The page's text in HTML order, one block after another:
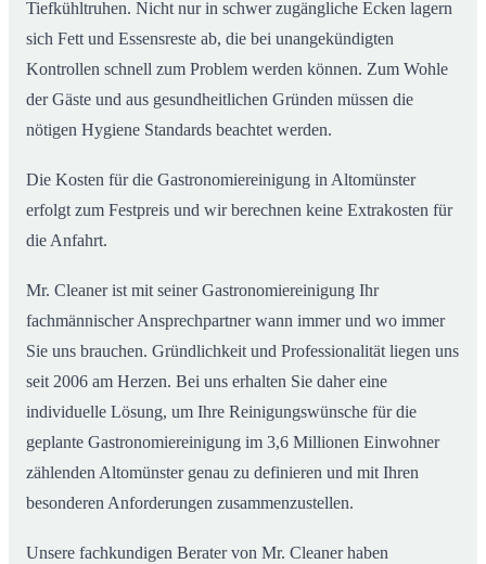
Tiefkühltruhen. Nicht nur in schwer zugängliche Ecken lagern
sich Fett und Essensreste ab, die bei unangekündigten
Kontrollen schnell zum Problem werden können. Zum Wohle
der Gäste und aus gesundheitlichen Gründen müssen die
nötigen Hygiene Standards beachtet werden.
Die Kosten für die Gastronomiereinigung in Altomünster
erfolgt zum Festpreis und wir berechnen keine Extrakosten für
die Anfahrt.
Mr. Cleaner ist mit seiner Gastronomiereinigung Ihr
fachmännischer Ansprechpartner wann immer und wo immer
Sie uns brauchen. Gründlichkeit und Professionalität liegen uns
seit 2006 am Herzen. Bei uns erhalten Sie daher eine
individuelle Lösung, um Ihre Reinigungswünsche für die
geplante Gastronomiereinigung im 3,6 Millionen Einwohner
zählenden Altomünster genau zu definieren und mit Ihren
besonderen Anforderungen zusammenzustellen.
Unsere fachkundigen Berater von Mr. Cleaner haben